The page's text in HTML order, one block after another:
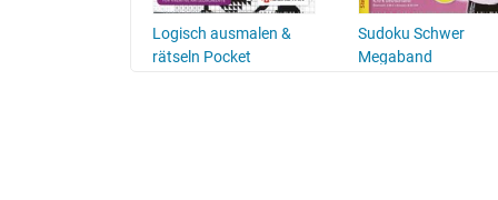
Logisch ausmalen &
rätseln Pocket
Sudoku Schwer
Megaband